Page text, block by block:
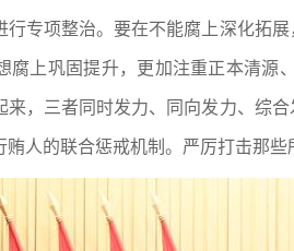
专项整治。要在不能腐上深化拓
腐上巩固提升，更加注重正本清
来，三者同时发力、同向发力、综
人的联合惩戒机制。严厉打击那些